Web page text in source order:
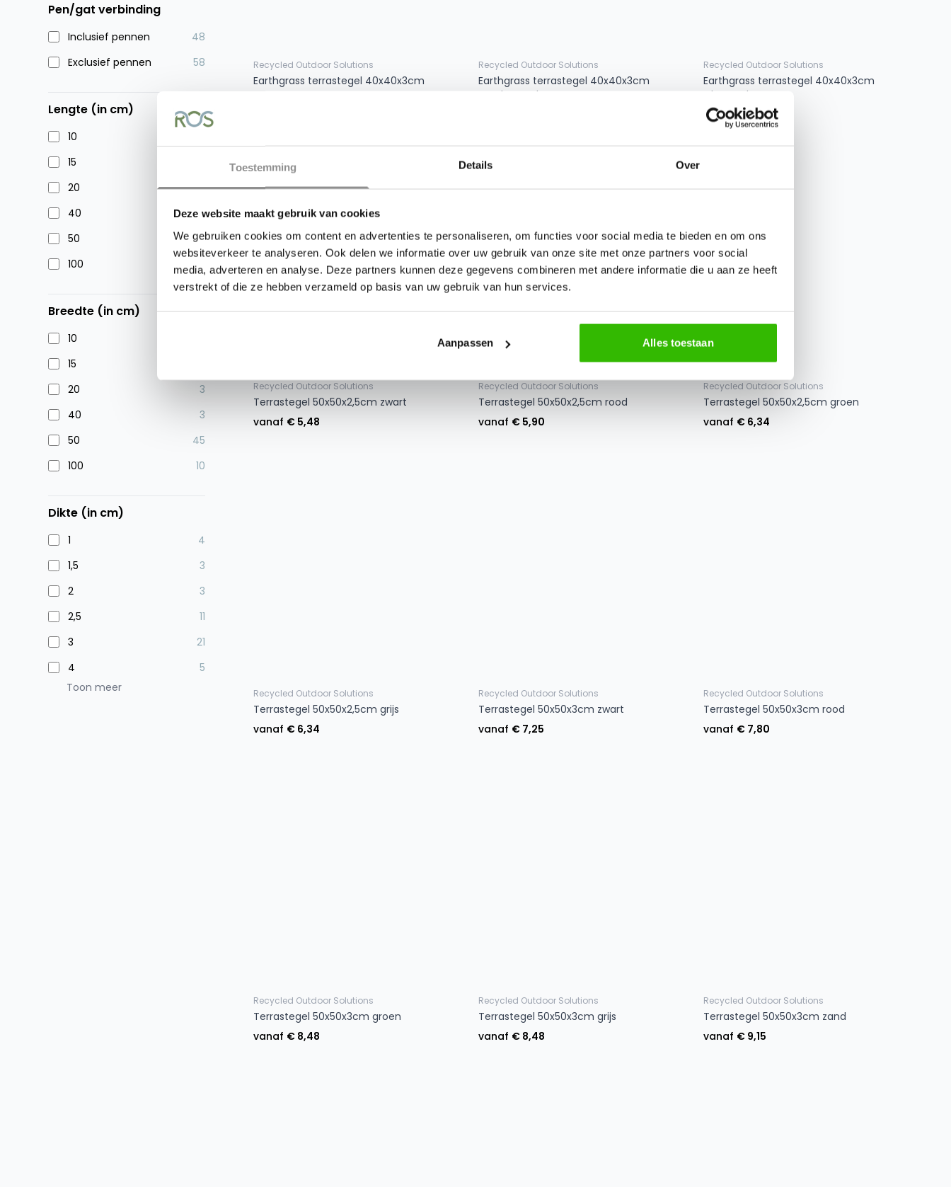
Toestemming Details Over
Deze website maakt gebruik van cookies
We gebruiken cookies om content en advertenties te personaliseren, om functies voor social media te bieden en om ons
websiteverkeer te analyseren. Ook delen we informatie over uw gebruik van onze site met onze partners voor social
media, adverteren en analyse. Deze partners kunnen deze gegevens combineren met andere informatie die u aan ze heeft
verstrekt of die ze hebben verzameld op basis van uw gebruik van hun services.
Aanpassen Alles toestaan
Pen/gat verbinding
Inclusief pennen
48
Exclusief pennen
58
Lengte (in cm)
10
15
20
3
40
3
50
45
100
10
Breedte (in cm)
10
15
20
3
40
3
50
45
100
10
Dikte (in cm)
1
4
1,5
3
2
3
2,5
11
3
21
4
5
Toon meer
Recycled Outdoor Solutions
Earthgrass terrastegel 40x40x3cm
Recycled Outdoor Solutions
Earthgrass terrastegel 40x40x3cm
Sandy Beach
Recycled Outdoor Solutions
Earthgrass terrastegel 40x40x3cm
Charcoal Grey
vanaf € 10,54
Recycled Outdoor Solutions
Terrastegel 50x50x2,5cm zwart
vanaf € 5,48
Recycled Outdoor Solutions
Terrastegel 50x50x2,5cm rood
vanaf € 5,90
Recycled Outdoor Solutions
Terrastegel 50x50x2,5cm groen
vanaf € 6,34
Recycled Outdoor Solutions
Terrastegel 50x50x2,5cm grijs
vanaf € 6,34
Recycled Outdoor Solutions
Terrastegel 50x50x3cm zwart
vanaf € 7,25
Recycled Outdoor Solutions
Terrastegel 50x50x3cm rood
vanaf € 7,80
Recycled Outdoor Solutions
Terrastegel 50x50x3cm groen
vanaf € 8,48
Recycled Outdoor Solutions
Terrastegel 50x50x3cm grijs
vanaf € 8,48
Recycled Outdoor Solutions
Terrastegel 50x50x3cm zand
vanaf € 9,15